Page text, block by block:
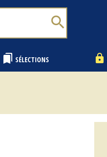
search
bookmarks SÉLECTIONS lock